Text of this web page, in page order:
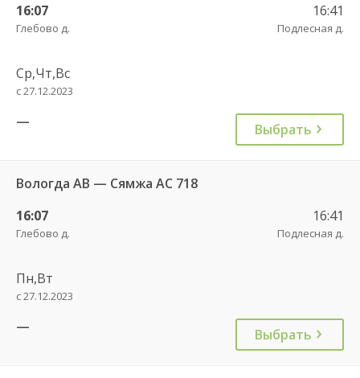
16:07
Глебово д.
16:41
Подлесная д.
Ср,Чт,Вс
с 27.12.2023
— Выбрать
Вологда АВ — Сямжа АС 718
16:07
Глебово д.
16:41
Подлесная д.
Пн,Вт
с 27.12.2023
— Выбрать